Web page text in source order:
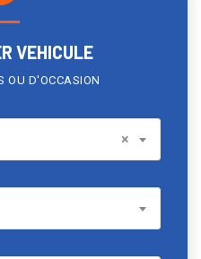
VEHICULE
OU D'OCCASION
×